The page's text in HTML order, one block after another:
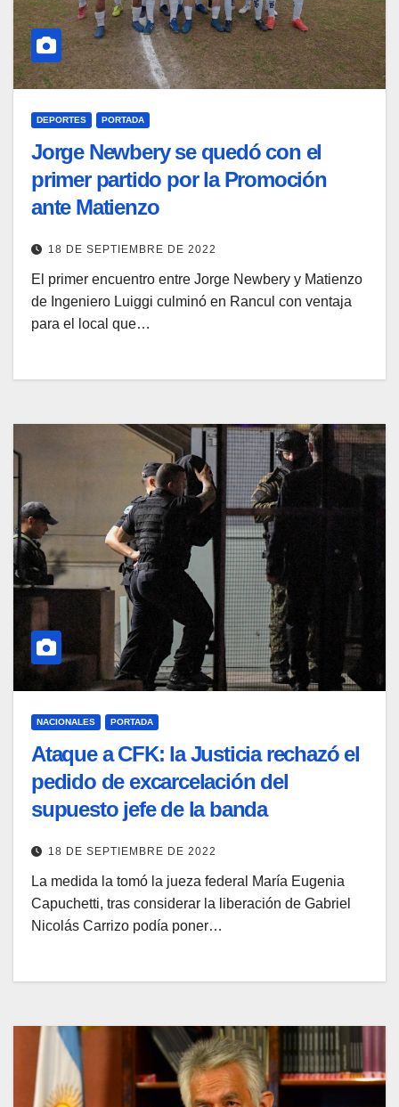
DEPORTES PORTADA
Jorge Newbery se quedó con el
primer partido por la Promoción
ante Matienzo
18 DE SEPTIEMBRE DE 2022
El primer encuentro entre Jorge Newbery y Matienzo
de Ingeniero Luiggi culminó en Rancul con ventaja
para el local que…
NACIONALES PORTADA
Ataque a CFK: la Justicia rechazó el
pedido de excarcelación del
supuesto jefe de la banda
18 DE SEPTIEMBRE DE 2022
La medida la tomó la jueza federal María Eugenia
Capuchetti, tras considerar la liberación de Gabriel
Nicolás Carrizo podía poner…